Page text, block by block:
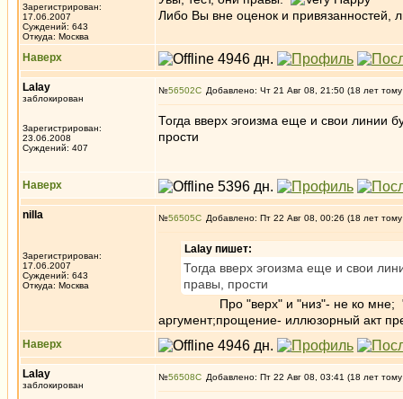
Зарегистрирован:
17.06.2007
Суждений: 643
Откуда: Москва
Либо Вы вне оценок и привязанностей,
Наверх
Lalay
заблокирован
Зарегистрирован:
23.06.2008
Суждений: 407
№56502 Добавлено: Чт 21 Авг 08, 21:50 (18 лет
Тогда вверх эгоизма еще и свои линии
прости
Наверх
nilla
Зарегистрирован:
17.06.2007
Суждений: 643
Откуда: Москва
№56505 Добавлено: Пт 22 Авг 08, 00:26 (18 лет
Lalay пишет:
Тогда вверх эгоизма еще и свои
правы, прости
Про "верх" и "низ"- не ко мне;
аргумент;прощение- иллюзорный акт
Наверх
Lalay
заблокирован
№56508 Добавлено: Пт 22 Авг 08, 03:41 (18 лет